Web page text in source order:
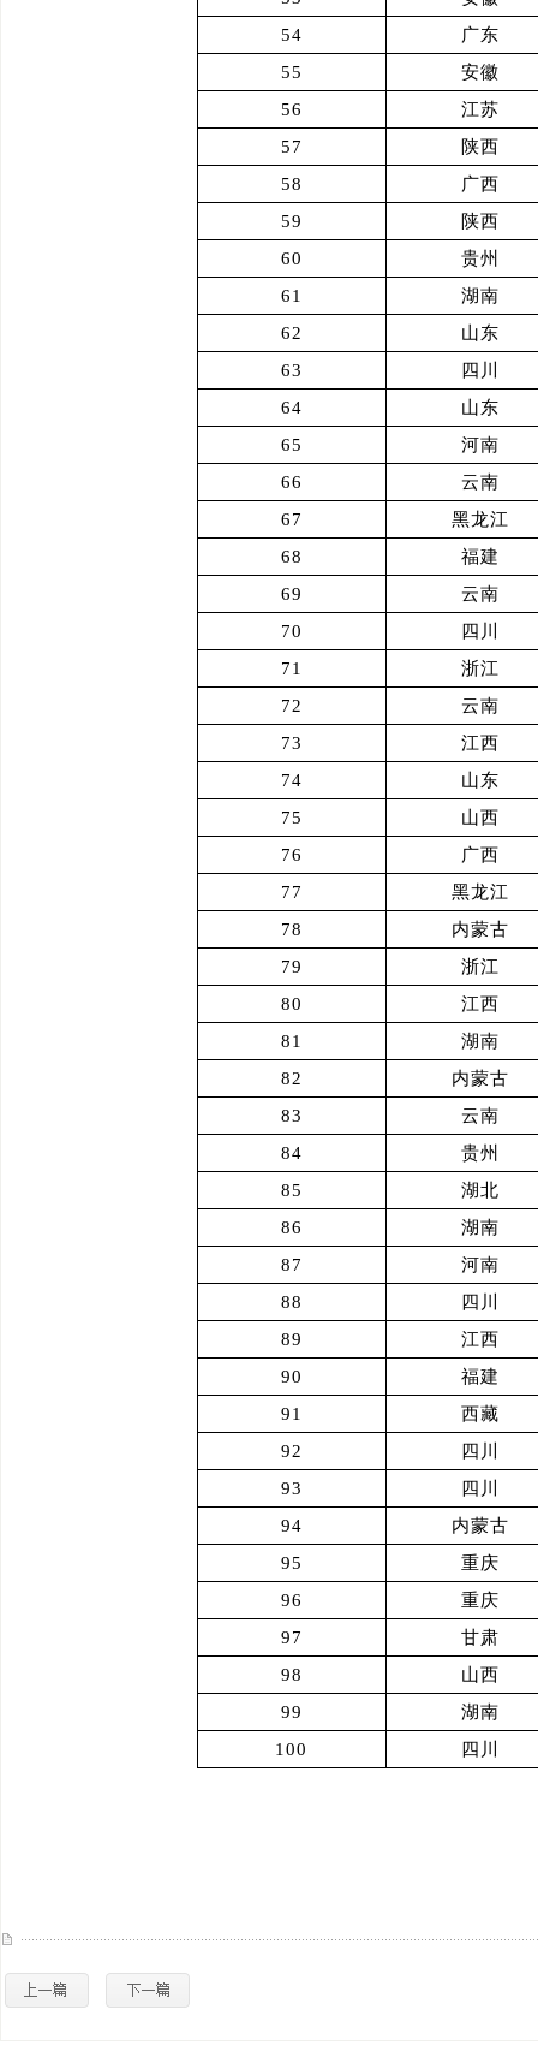
54
广东
55
安徽
56
江苏
57
陕西
58
广西
59
陕西
60
贵州
61
湖南
62
山东
63
四川
64
山东
65
河南
66
云南
67
黑龙江
68
福建
69
云南
70
四川
71
浙江
72
云南
73
江西
74
山东
75
山西
76
广西
77
黑龙江
78
内蒙古
79
浙江
80
江西
81
湖南
82
内蒙古
83
云南
84
贵州
85
湖北
86
湖南
87
河南
88
四川
89
江西
90
福建
91
西藏
92
四川
93
四川
94
内蒙古
95
重庆
96
重庆
97
甘肃
98
山西
99
湖南
100
四川